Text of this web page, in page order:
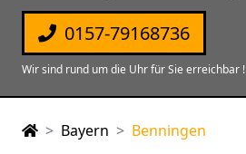
0157-79168736
Wir sind rund um die Uhr für Sie erreichbar !
Bayern Benningen